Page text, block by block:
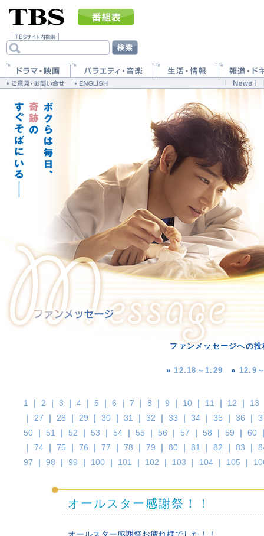
ファンメッセージへの
»12.18～1.29 » 12.9
1 ｜ 2 ｜ 3 ｜ 4 ｜ 5 ｜ 6 ｜ 7 ｜ 8 ｜ 9 ｜ 10 ｜ 11 ｜ 12 ｜ 13
｜ 27 ｜ 28 ｜ 29 ｜ 30 ｜ 31 ｜ 32 ｜ 33 ｜ 34 ｜ 35 ｜ 36 ｜
50 ｜ 51 ｜ 52 ｜ 53 ｜ 54 ｜ 55 ｜ 56 ｜ 57 ｜ 58 ｜ 59 ｜ 60
｜ 74 ｜ 75 ｜ 76 ｜ 77 ｜ 78 ｜ 79 ｜ 80 ｜ 81 ｜ 82 ｜ 83 ｜
97 ｜ 98 ｜ 99 ｜ 100 ｜ 101 ｜ 102 ｜ 103 ｜ 104 ｜ 105 ｜
オールスター感謝祭！！